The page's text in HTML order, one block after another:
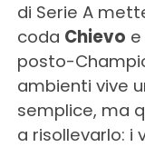
di Serie A
coda Chievo e
posto-
ambienti vive
semplice, ma
a risollevarlo: i